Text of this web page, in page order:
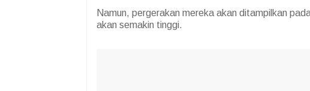
Namun, pergerakan mereka akan ditampilkan
akan semakin tinggi.